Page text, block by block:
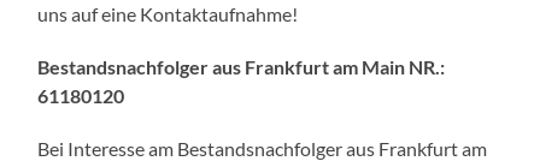
uns auf eine Kontaktaufnahme!
Bestandsnachfolger aus Frankfurt am Main NR.:
61180120
Bei Interesse am Bestandsnachfolger aus Frankfurt am